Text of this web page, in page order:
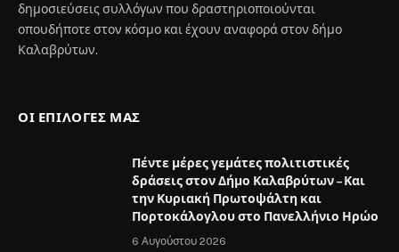
δημοσιεύσεις συλλόγων που δραστηριοποιούνται
οπουδήποτε στον κόσμο και έχουν αναφορά στον δήμο
Καλαβρύτων.
ΟΙ ΕΠΙΛΟΓΈΣ ΜΑΣ
Πέντε μέρες γεμάτες πολιτιστικές
δράσεις στον Δήμο Καλαβρύτων – Και
την Κυριακή Πρωτοψάλτη και
Πορτοκάλογλου στο Πανελλήνιο Ηρώο
6 Αυγούστου 2026